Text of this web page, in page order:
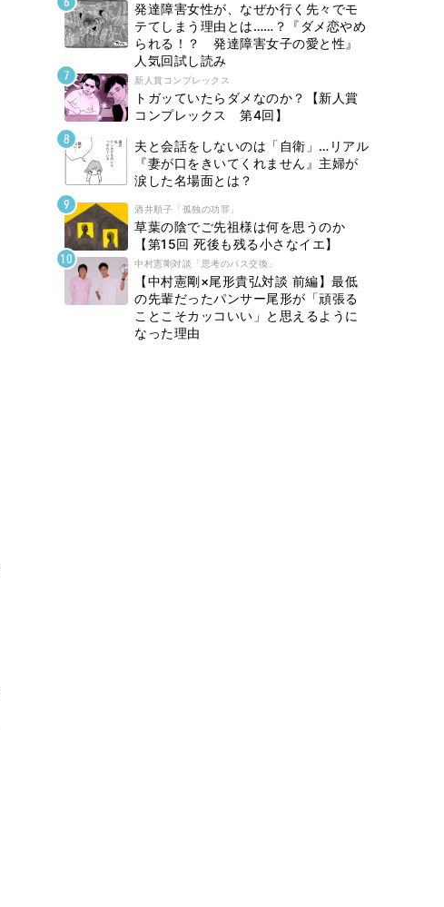
発達障害女性が、なぜか行く先々でモ
テてしまう理由とは……？『ダメ恋やめ
られる！？ 発達障害女子の愛と性』
人気回試し読み
新人賞コンプレックス
トガッていたらダメなのか？【新人賞
コンプレックス 第4回】
夫と会話をしないのは「自衛」…リアル
『妻が口をきいてくれません』主婦が
涙した名場面とは？
酒井順子「孤独の功罪」
草葉の陰でご先祖様は何を思うのか
【第15回 死後も残る小さなイエ】
中村憲剛対談「思考のパス交換」
【中村憲剛×尾形貴弘対談 前編】最低
の先輩だったパンサー尾形が「頑張る
ことこそカッコいい」と思えるように
なった理由